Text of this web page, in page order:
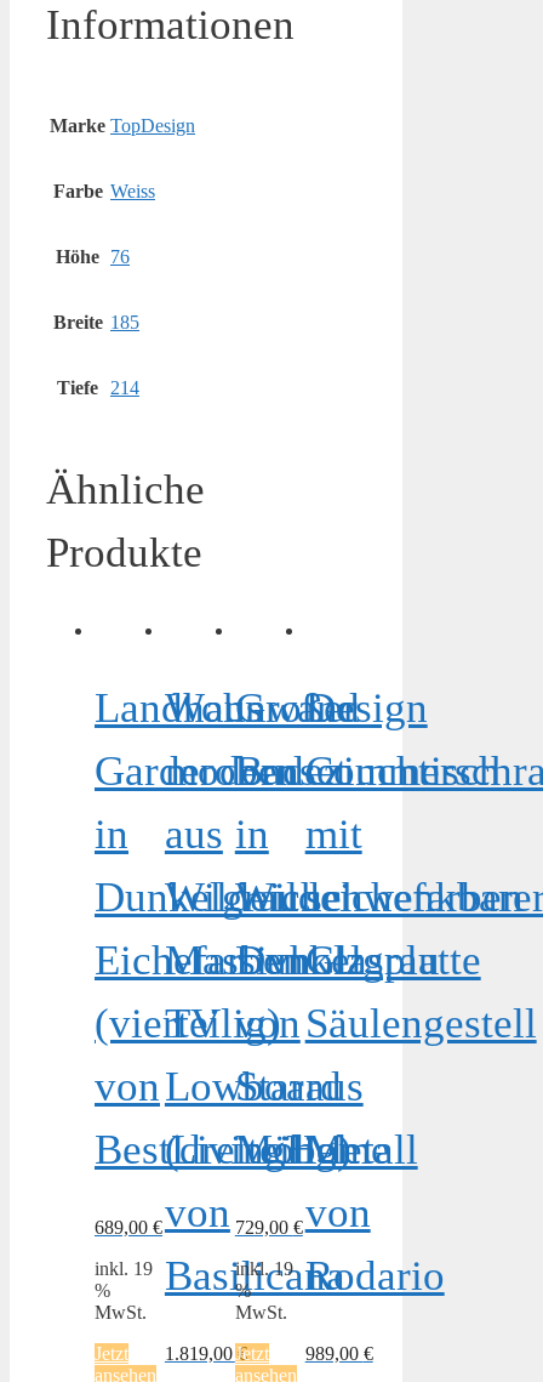
Informationen
Marke TopDesign
Farbe Weiss
Höhe 76
Breite 185
Tiefe 214
Ähnliche
Produkte
Landhaus
Garderobenset
in
Dunkelgrau
Eichefarben
(vierteilig)
von
BestLivingHome
689,00 €
inkl. 19
%
MwSt.
Jetzt
ansehen
Wohnwand
modern
aus
Wildeiche
Massivholz
TV
Lowboard
(dreiteilig)
von
Basilicana
1.819,00€
Großer
in
Wildeichefarben
Dunkelgrau
von
Star
Möbel
729,00 €
inkl. 19
%
MwSt.
Jetzt
ansehen
Design
Couchtisch
mit
Glasplatte
Säulengestell
aus
Metall
von
Rodario
989,00 €